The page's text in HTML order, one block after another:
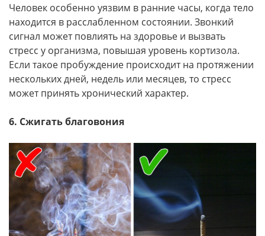
Человек особенно уязвим в ранние часы, когда тело
находится в расслабленном состоянии. Звонкий
сигнал может повлиять на здоровье и вызвать
стресс у организма, повышая уровень кортизола.
Если такое пробуждение происходит на протяжении
нескольких дней, недель или месяцев, то стресс
может принять хронический характер.
6. Сжигать благовония